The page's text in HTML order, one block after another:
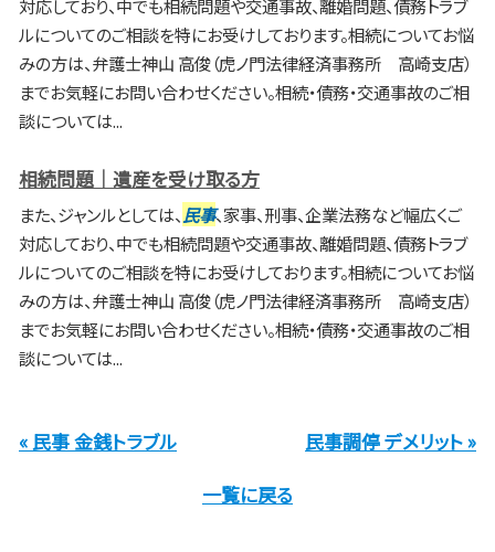
対応しており、中でも相続問題や交通事故、離婚問題、債務トラブ
ルについてのご相談を特にお受けしております。相続についてお悩
みの方は、弁護士神山 高俊（虎ノ門法律経済事務所 高崎支店）
までお気軽にお問い合わせください。相続・債務・交通事故のご相
談については...
相続問題｜遺産を受け取る方
また、ジャンルとしては、 民事、家事、刑事、企業法務など幅広くご
対応しており、中でも相続問題や交通事故、離婚問題、債務トラブ
ルについてのご相談を特にお受けしております。相続についてお悩
みの方は、弁護士神山 高俊（虎ノ門法律経済事務所 高崎支店）
までお気軽にお問い合わせください。相続・債務・交通事故のご相
談については...
« 民事 金銭トラブル
民事調停 デメリット »
一覧に戻る